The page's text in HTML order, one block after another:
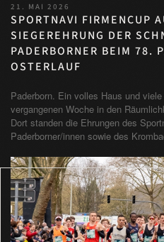
21. MAI 2026
SPORTNAVI FIRMENCUP
SIEGEREHRUNG DER
PADERBORNER BEIM 78.
OSTERLAUF
Paderborn. Ein volles Haus und
vergangenen Woche in den
Dort standen die Ehrungen des
Paderborner/innen sowie des